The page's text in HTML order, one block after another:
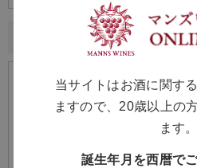
当サイトはお酒に関す
ますので、20歳以上の
ます。
誕生年月を西暦で